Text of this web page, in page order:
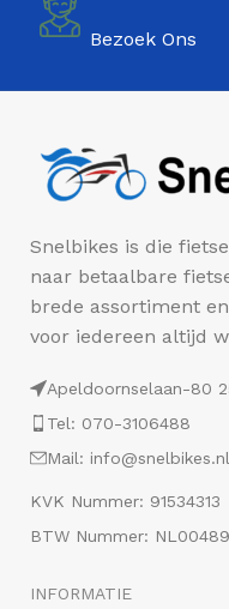
Bezoek Ons
Snelbikes is die
naar betaalbare
brede assortiment
voor iedereen altijd
Apeldoornselaan-80
Tel: 070-3106488
Mail: info@snelbikes.nl
KVK Nummer: 91534313
BTW Nummer:
INFORMATIE